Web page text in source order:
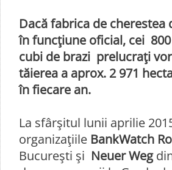
Dacă fabrica de cherestea
în funcţiune oficial, cei
cubi de brazi prelucraţi
tăierea a aprox. 2 971
în fiecare an.
La sfârşitul lunii aprilie
organizaţiile BankWatch
Bucureşti şi Neuer Weg